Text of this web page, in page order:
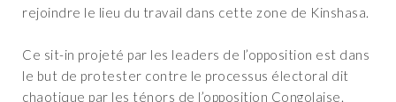
rejoindre le lieu du travail dans cette zone de Kinshasa.
Ce sit-in projeté par les leaders de l’opposition est dans
le but de protester contre le processus électoral dit
chaotique par les ténors de l’opposition Congolaise.